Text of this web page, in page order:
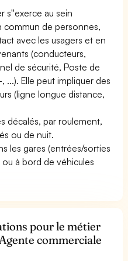
s''exerce au sein
commun de personnes,
avec les usagers et en
(conducteurs,
de sécurité, Poste de
Elle peut impliquer des
(ligne longue distance,
décalés, par roulement,
ou de nuit.
les gares (entrées/sorties
à bord de véhicules
pour le métier
commerciale